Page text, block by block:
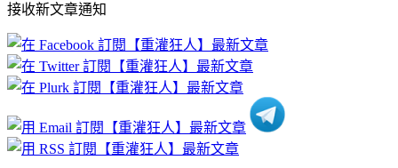
文
章
分
類
接收新文章通知